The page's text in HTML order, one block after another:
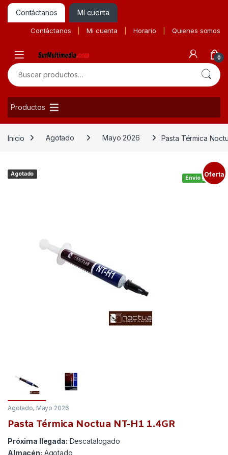
Contáctanos Mí cuenta
Contáctanos Mi cuenta Horario Quienes somos
0
Buscar por:
Productos
Inicio Agotado Mayo 2026 Pasta Térmica
Envío gratis
Agotado Oferta
Agotado, Mayo 2026
Pasta Térmica Noctua NT-H1 1.4GR
Próxima llegada: Descatalogado
Almacén: Agotado